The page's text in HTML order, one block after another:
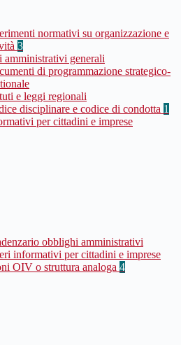
normativi su organizzazione e
3
amministrativi generali
di programmazione strategico-
e leggi regionali
disciplinare e codice di condotta 1
per cittadini e imprese
obblighi amministrativi
informativi per cittadini e imprese
OIV o struttura analoga 4